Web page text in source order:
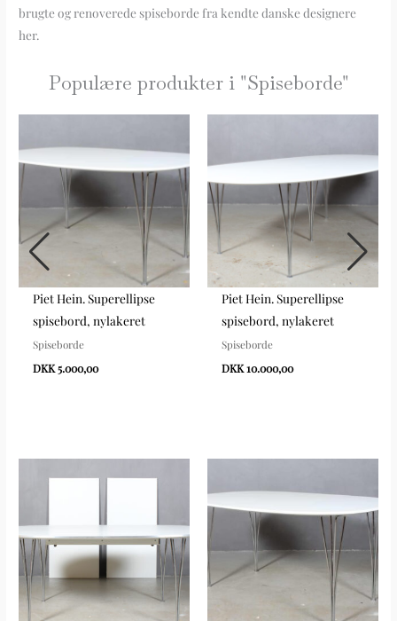
brugte og renoverede spiseborde fra kendte danske designere
her.
Populære produkter i "Spiseborde"
Piet Hein. Superellipse
spisebord, nylakeret
Spiseborde
DKK 5.000,00
Piet Hein. Superellipse
spisebord, nylakeret
Spiseborde
DKK 10.000,00